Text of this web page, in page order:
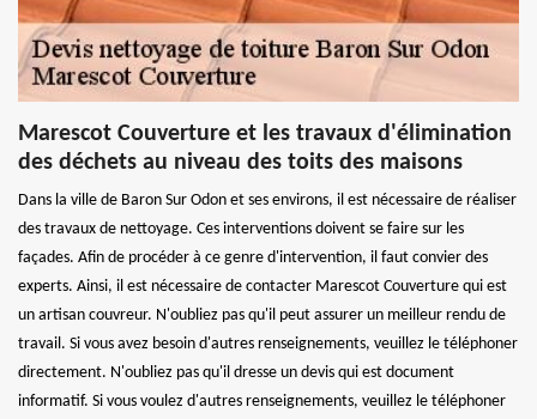
Marescot Couverture et les travaux d'élimination
des déchets au niveau des toits des maisons
Dans la ville de Baron Sur Odon et ses environs, il est nécessaire de réaliser
des travaux de nettoyage. Ces interventions doivent se faire sur les
façades. Afin de procéder à ce genre d'intervention, il faut convier des
experts. Ainsi, il est nécessaire de contacter Marescot Couverture qui est
un artisan couvreur. N'oubliez pas qu'il peut assurer un meilleur rendu de
travail. Si vous avez besoin d'autres renseignements, veuillez le téléphoner
directement. N'oubliez pas qu'il dresse un devis qui est document
informatif. Si vous voulez d'autres renseignements, veuillez le téléphoner